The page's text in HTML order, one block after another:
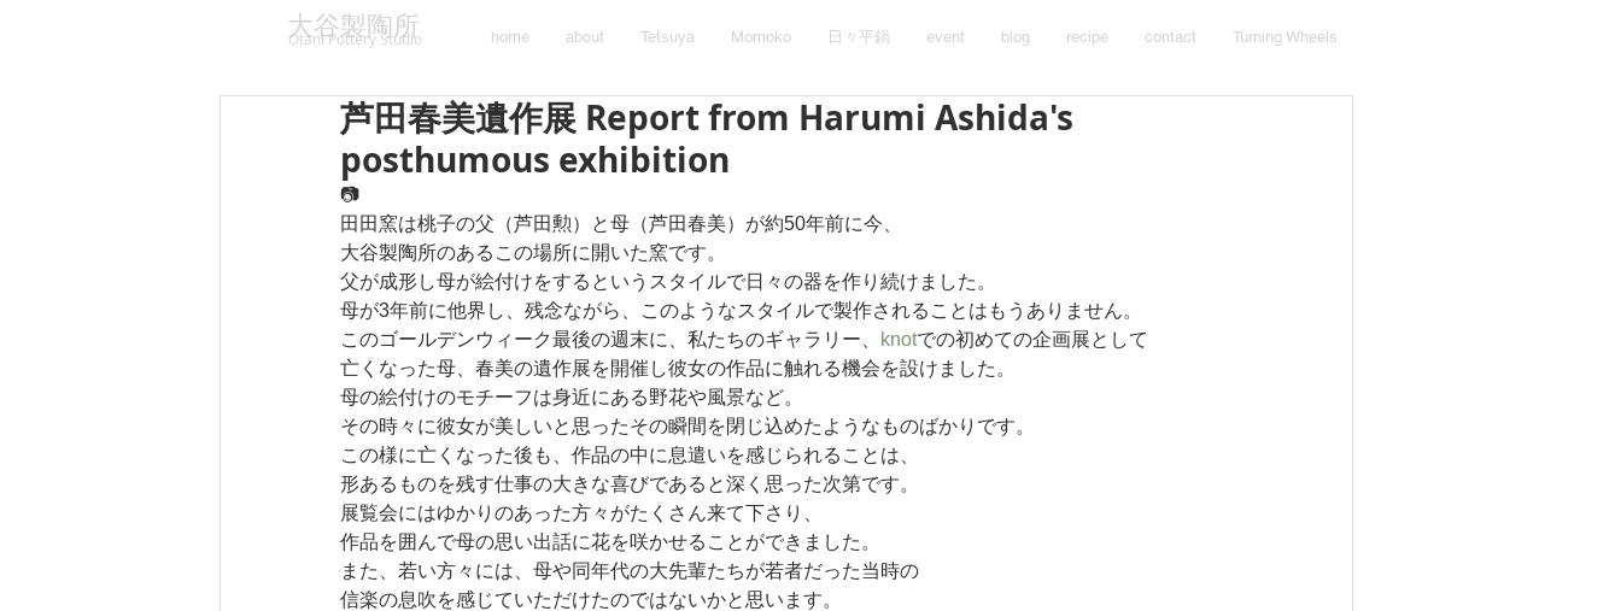
大谷製陶所
Otani Pottery Studio home about Tetsuya Momoko 日々平鍋 event blog recipe contact Turning Wheels
芦田春美遺作展 Report from Harumi Ashida's
posthumous exhibition
📷
田田窯は桃子の父（芦田勲）と母（芦田春美）が約50年前に今、
大谷製陶所のあるこの場所に開いた窯です。
父が成形し母が絵付けをするというスタイルで日々の器を作り続けました。
母が3年前に他界し、残念ながら、このようなスタイルで製作されることはもうありません。
このゴールデンウィーク最後の週末に、私たちのギャラリー、
knotでの初めての企画展として
亡くなった母、春美の遺作展を開催し彼女の作品に触れる機会を設けました。
母の絵付けのモチーフは身近にある野花や風景など。
その時々に彼女が美しいと思ったその瞬間を閉じ込めたようなものばかりです。
この様に亡くなった後も、作品の中に息遣いを感じられることは、
形あるものを残す仕事の大きな喜びであると深く思った次第です。
展覧会にはゆかりのあった方々がたくさん来て下さり、
作品を囲んで母の思い出話に花を咲かせることができました。
また、若い方々には、母や同年代の大先輩たちが若者だった当時の
信楽の息吹を感じていただけたのではないかと思います。